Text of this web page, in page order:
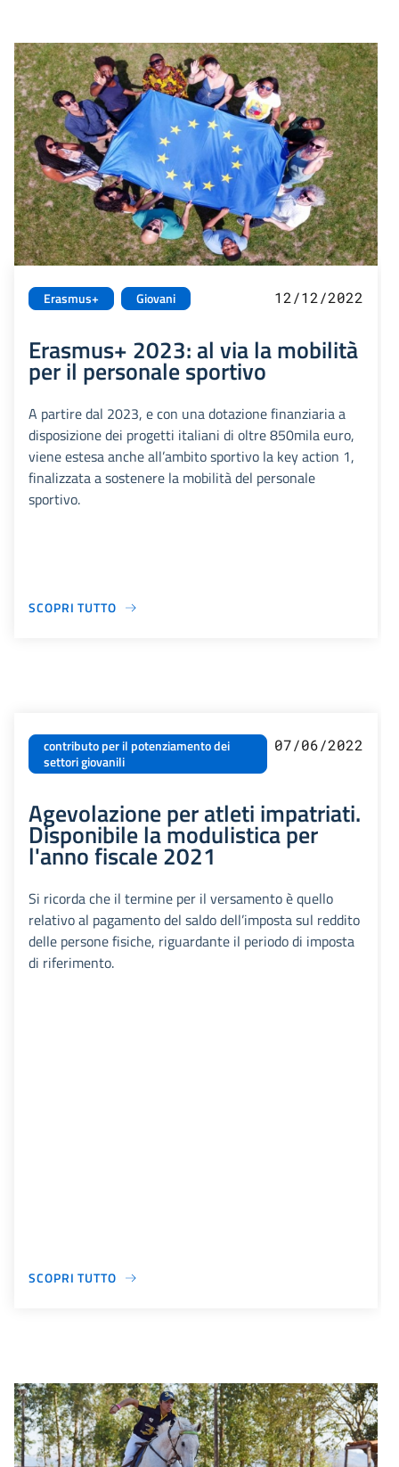
Erasmus+ Giovani 12/12/2022
Erasmus+ 2023: al via la mobilità
per il personale sportivo
A partire dal 2023, e con una dotazione finanziaria a
disposizione dei progetti italiani di oltre 850mila euro,
viene estesa anche all’ambito sportivo la key action 1,
finalizzata a sostenere la mobilità del personale
sportivo.
SCOPRI TUTTO
contributo per il potenziamento dei
settori giovanili
07/06/2022
Agevolazione per atleti impatriati.
Disponibile la modulistica per
l'anno fiscale 2021
Si ricorda che il termine per il versamento è quello
relativo al pagamento del saldo dell’imposta sul reddito
delle persone fisiche, riguardante il periodo di imposta
di riferimento.
SCOPRI TUTTO